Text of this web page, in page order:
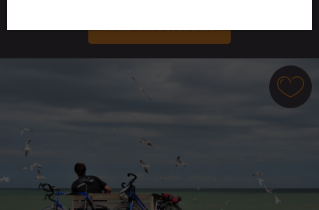
DEVIS PERSONNALISÉ